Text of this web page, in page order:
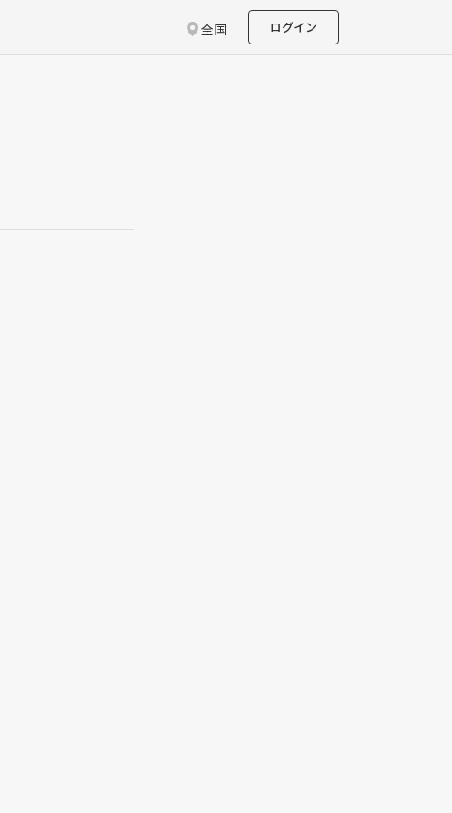
全国 ログイン